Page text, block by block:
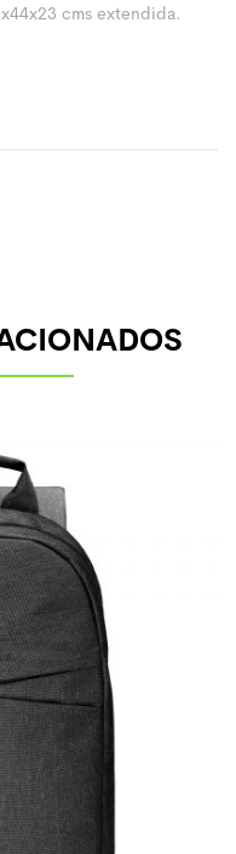
cms extendida.